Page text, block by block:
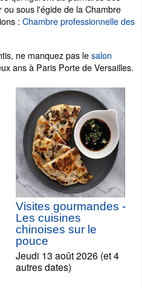
sous l'égide de la Chambre
: Chambre professionnelle des
ne manquez pas lesalon
ans à Paris Porte de Versailles.
Visites gourmandes -
Les cuisines
chinoises sur le
pouce
Jeudi 13 août 2026 (et 4
autres dates)